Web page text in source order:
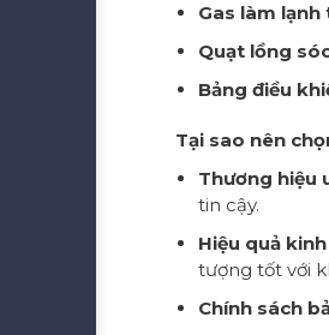
Gas làm
Quạt lồng
Bảng điều
Tại sao nên
Thương hiệu
tin cậy.
Hiệu quả
tượng tốt với
Chính sách